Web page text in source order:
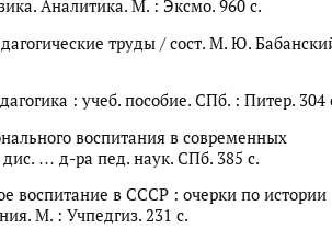
Аналитика. М. : Эксмо. 960 с.
труды / сост. М. Ю.
: учеб. пособие. СПб. : Питер. 304
воспитания в современных
… д-ра пед. наук. СПб. 385 с.
воспитание в СССР : очерки по истории
М. : Учпедгиз. 231 с.